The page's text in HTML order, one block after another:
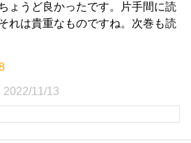
ょうど良かったです。片手間に読
れは貴重なものですね。次巻も読
2022/11/13